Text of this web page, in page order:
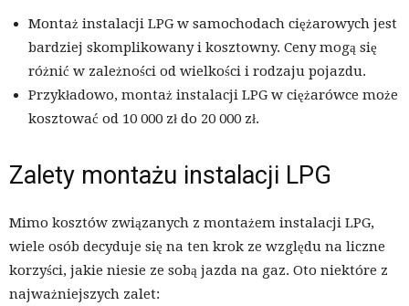
Montaż instalacji LPG w samochodach ciężarowych jest
bardziej skomplikowany i kosztowny. Ceny mogą się
różnić w zależności od wielkości i rodzaju pojazdu.
Przykładowo, montaż instalacji LPG w ciężarówce może
kosztować od 10 000 zł do 20 000 zł.
Zalety montażu instalacji LPG
Mimo kosztów związanych z montażem instalacji LPG,
wiele osób decyduje się na ten krok ze względu na liczne
korzyści, jakie niesie ze sobą jazda na gaz. Oto niektóre z
najważniejszych zalet: